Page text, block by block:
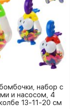
набор с
и насосом, 4
13-11-20 см